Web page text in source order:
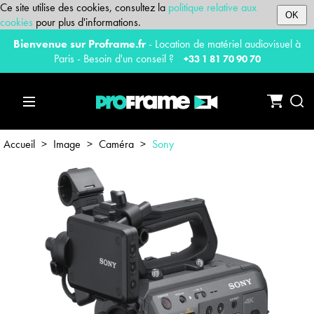
Ce site utilise des cookies, consultez la politique relative aux
cookies pour plus d'informations. OK
Bienvenue sur Proframe.fr- Location de matériel audiovisuel à
Paris - Besoin d'un conseil ?
+33 1 81 70 90 70
Accueil > Image > Caméra > Sony